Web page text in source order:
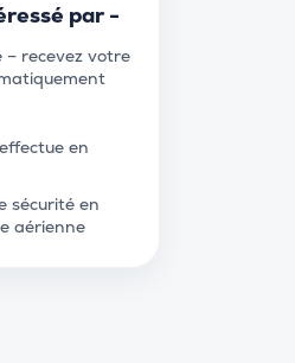
par -
recevez votre
en
sécurité en
aérienne